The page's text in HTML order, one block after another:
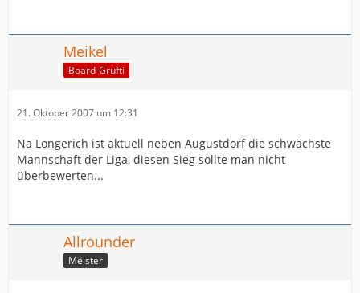
Meikel
Board-Grufti
21. Oktober 2007 um 12:31
Na Longerich ist aktuell neben Augustdorf die schwächste
Mannschaft der Liga, diesen Sieg sollte man nicht
überbewerten...
Allrounder
Meister